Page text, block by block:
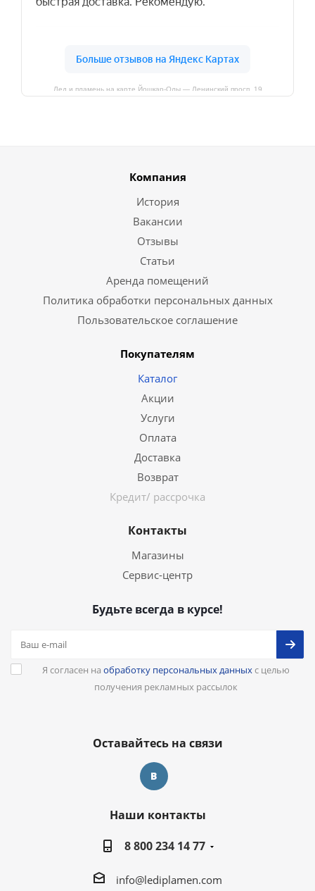
Лед и пламень на карте Йошкар‑Олы — Ленинский просп.,19
Компания
История
Вакансии
Отзывы
Статьи
Аренда помещений
Политика обработки персональных данных
Пользовательское соглашение
Покупателям
Каталог
Акции
Услуги
Оплата
Доставка
Возврат
Кредит/ рассрочка
Контакты
Магазины
Сервис-центр
Будьте всегда в курсе!
Я согласен на обработку персональных данныхс целью
получения рекламных рассылок
Оставайтесь на связи
Наши контакты
8 800 234 14 77
info@lediplamen.com